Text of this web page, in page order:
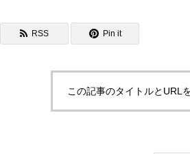
RSS Pin it
この記事のタイトルとURL